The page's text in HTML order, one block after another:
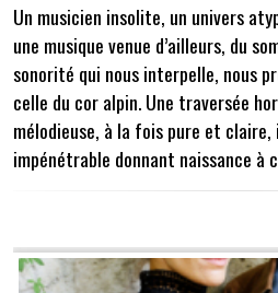
Un musicien insolite, un univers
une musique venue d’ailleurs, du
sonorité qui nous interpelle, nous
celle du cor alpin. Une traversée
mélodieuse, à la fois pure et claire,
impénétrable donnant naissance